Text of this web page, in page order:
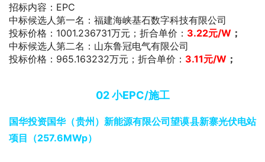
招标内容：EPC
中标候选人第一名：福建海峡基石数字科技有限公司
投标价格：1001.236731万元；折合单价： 3.22元/W ；
中标候选人第二名：山东鲁冠电气有限公司
投标价格：965.163232万元；折合单价： 3.11元/W ；
02小EPC/施工
国华投资国华（贵州）新能源有限公司望谟县新寨光伏电站
项目（257.6MWp）